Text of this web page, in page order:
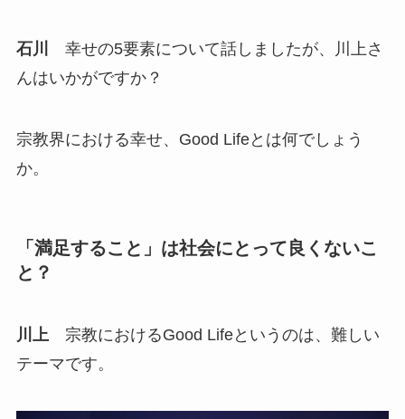
石川
幸せの5要素について話しましたが、川上さ
んはいかがですか？
宗教界における幸せ、Good Lifeとは何でしょう
か。
「満足すること」は社会にとって良くないこ
と？
川上宗教におけるGood Lifeというのは、難しい
テーマです。